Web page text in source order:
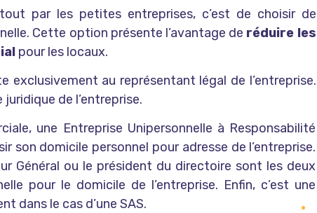
par les petites entreprises, c’est de choisir de
Cette option présente l’avantage de réduire les
pour les locaux.
exclusivement au représentant légal de l’entreprise.
de l’entreprise.
une Entreprise Unipersonnelle à Responsabilité
son domicile personnel pour adresse de l’entreprise.
Général ou le président du directoire sont les deux
pour le domicile de l’entreprise. Enfin, c’est une
dans le cas d’une SAS.